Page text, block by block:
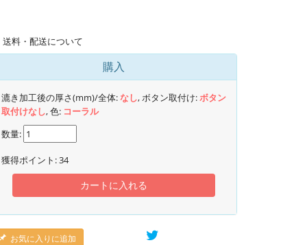
送料・配送について
購入
漉き加工後の厚さ(mm)/全体:なし, ボタン取付け:ボタン
取付けなし, 色: コーラル
数量:
獲得ポイント:34
カートに入れる
お気に入りに追加